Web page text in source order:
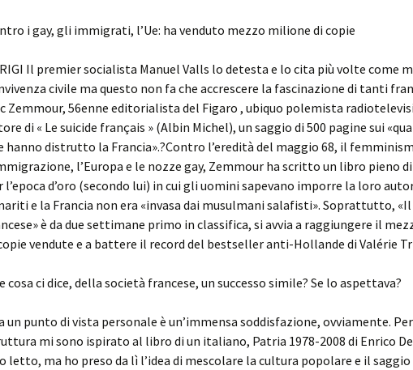
i gay, gli immigrati, l’Ue: ha venduto mezzo milione di copie
Il premier socialista Manuel Valls lo detesta e lo cita più volte come
civile ma questo non fa che accrescere la fascinazione di tanti
Zemmour, 56enne editorialista del Figaro , ubiquo polemista
di « Le suicide français » (Albin Michel), un saggio di 500 pagine sui
hanno distrutto la Francia».?Contro l’eredità del maggio 68, il
l’Europa e le nozze gay, Zemmour ha scritto un libro pieno
l’epoca d’oro (secondo lui) in cui gli uomini sapevano imporre la loro
e la Francia non era «invasa dai musulmani salafisti». Soprattutto, «Il
è da due settimane primo in classifica, si avvia a raggiungere il
vendute e a battere il record del bestseller anti-Hollande di Valérie
cosa ci dice, della società francese, un successo simile? Se lo aspettava?
un punto di vista personale è un’immensa soddisfazione, ovviamente.
mi sono ispirato al libro di un italiano, Patria 1978-2008 di Enrico
letto, ma ho preso da lì l’idea di mescolare la cultura popolare e il